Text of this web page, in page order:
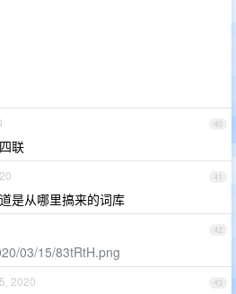
40
联
41
是从哪里搞来的词库
42
03/15/83tRtH.png
43
2020